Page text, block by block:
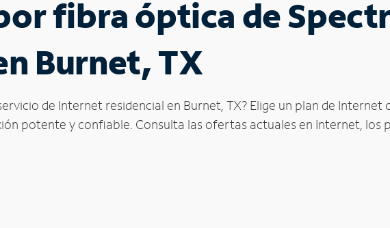
fibra óptica de
Burnet, TX
de Internet residencial en Burnet, TX? Elige un plan de
potente y confiable. Consulta las ofertas actuales en Internet,